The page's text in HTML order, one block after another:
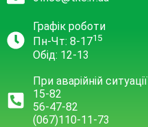
Графік роботи
Пн-Чт: 8-1715
Обід: 12-13
При аварійній ситуації
15-82
56-47-82
(067)110-11-73